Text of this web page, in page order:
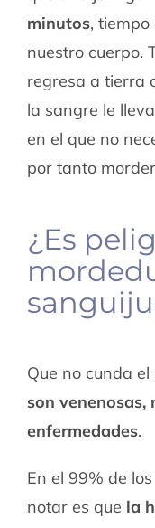
minutos,
nuestro cuerpo.
regresa a tierra
la sangre le
en el que no
por tanto
¿Es
Que no cunda el
son
enfermedades.
En el 99% de
notar es que la